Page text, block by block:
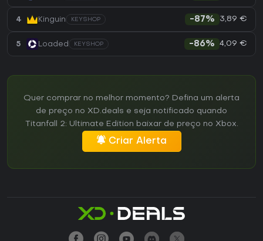
4 Kinguin KEYSHOP -87% 3,89 €
5 Loaded KEYSHOP -86% 4,09 €
Quer comprar no melhor momento? Defina um alerta
de preço no XD.deals e seja notificado quando
Titanfall 2: Ultimate Edition baixar de preço no Xbox.
Criar Alerta